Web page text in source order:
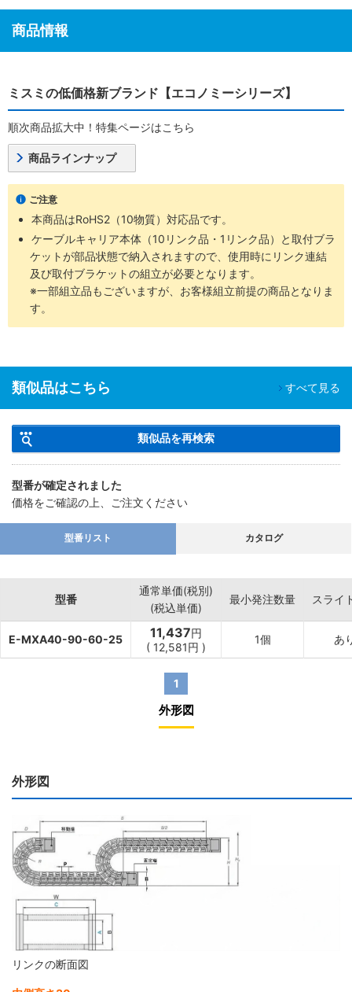
商品情報
ミスミの低価格新ブランド【エコノミーシリーズ】
順次商品拡大中！特集ページはこちら
商品ラインナップ
ご注意
本商品はRoHS2（10物質）対応品です。
ケーブルキャリア本体（10リンク品・1リンク品）と取付ブラ
ケットが部品状態で納入されますので、使用時にリンク連結
及び取付ブラケットの組立が必要となります。
※一部組立品もございますが、お客様組立前提の商品となりま
す。
類似品はこちら すべて見る
類似品を再検索
型番が確定されました
価格をご確認の上、ご注文ください
型番リスト カタログ
型番
通常単価(税別)
(税込単価)
最小発注数量 スライ
E-MXA40-90-60-25 11,437円
( 12,581円 )
1個 あ
1
外形図
外形図
リンクの断面図